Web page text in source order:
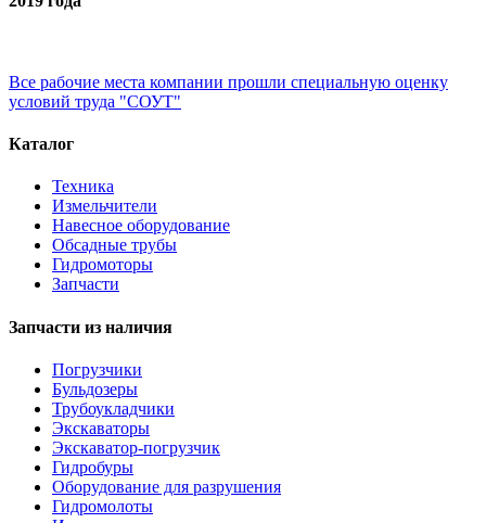
Все рабочие места компании прошли специальную оценку
условий труда "СОУТ"
Каталог
Техника
Измельчители
Навесное оборудование
Обсадные трубы
Гидромоторы
Запчасти
Запчасти из наличия
Погрузчики
Бульдозеры
Трубоукладчики
Экскаваторы
Экскаватор-погрузчик
Гидробуры
Оборудование для разрушения
Гидромолоты